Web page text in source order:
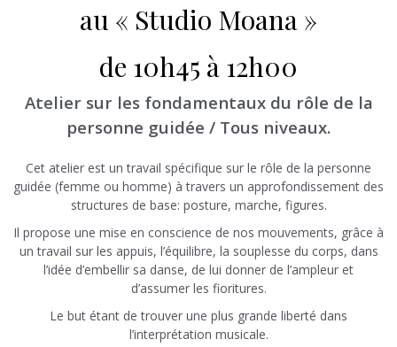
au « Studio Moana »
de 10h45 à 12h00
Atelier sur les fondamentaux du rôle de la
personne guidée / Tous niveaux.
Cet atelier est un travail spécifique sur le rôle de la personne
guidée (femme ou homme) à travers un approfondissement des
structures de base: posture, marche, figures.
Il propose une mise en conscience de nos mouvements, grâce à
un travail sur les appuis, l’équilibre, la souplesse du corps, dans
l’idée d’embellir sa danse, de lui donner de l’ampleur et
d’assumer les fioritures.
Le but étant de trouver une plus grande liberté dans
l’interprétation musicale.